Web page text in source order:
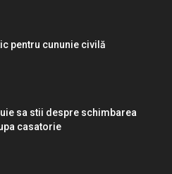
pentru cununie civilă
sa stii despre schimbarea
casatorie